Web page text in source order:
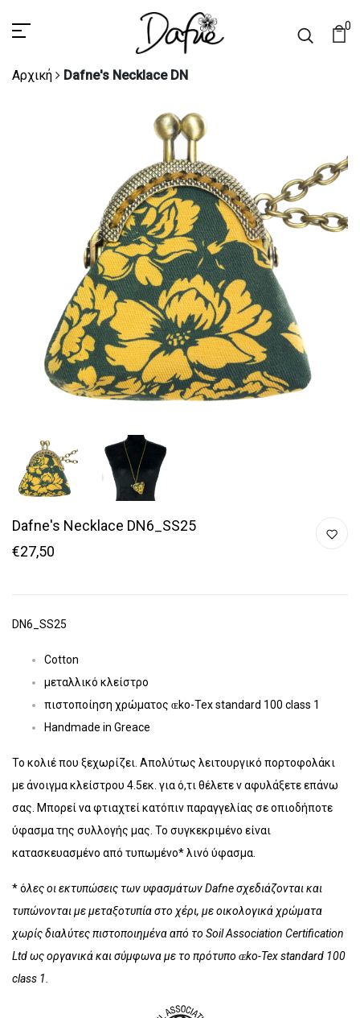
0
Αρχική Dafne's Necklace DN
Dafne's Necklace DN6_SS25
€27,50
DN6_SS25
Cotton
μεταλλικό κλείστρο
πιστοποίηση χρώματος ɶko-Tex standard 100 class 1
Handmade in Greace
Το κολιέ που ξεχωρίζει. Απολύτως λειτουργικό πορτοφολάκι
με άνοιγμα κλείστρου 4.5εκ. για ό,τι θέλετε ν αφυλάξετε επάνω
σας. Μπορεί να φτιαχτεί κατόπιν παραγγελίας σε οπιοδήποτε
ύφασμα της συλλογής μας. Το συγκεκριμένο είναι
κατασκευασμένο από τυπωμένο* λινό ύφασμα.
* όλες οι εκτυπώσεις των υφασμάτων Dafne σχεδιάζονται και
τυπώνονται με μεταξοτυπία στο χέρι, με οικολογικά χρώματα
χωρίς διαλύτες πιστοποιημένα από το Soil Association Certification
Ltd ως οργανικά και σύμφωνα με το πρότυπο ɶko-Tex standard 100
class 1.